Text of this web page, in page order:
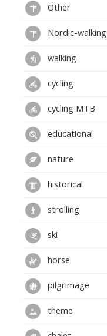
Other
Nordic-walking
walking
cycling
cycling MTB
educational
nature
historical
strolling
ski
horse
pilgrimage
theme